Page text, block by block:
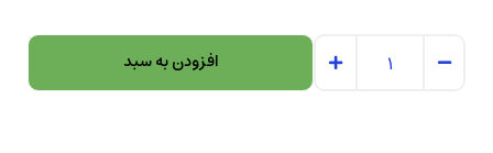
افزودن به سبد